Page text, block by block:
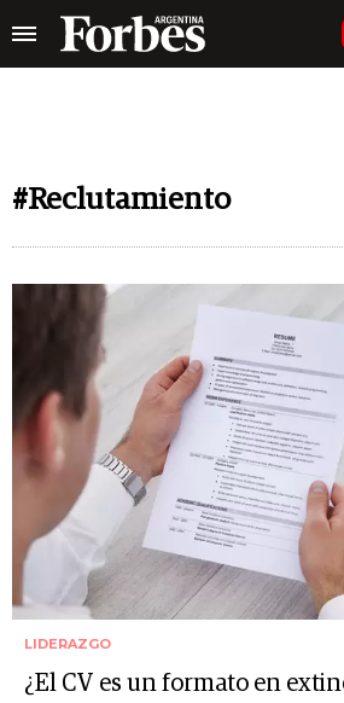
#Reclutamiento
LIDERAZGO
¿El CV es un formato en